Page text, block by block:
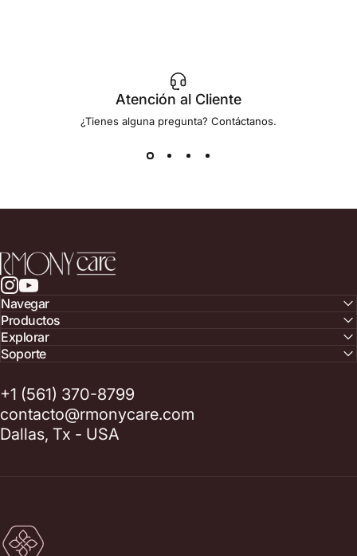
Atención al Cliente
¿Tienes alguna pregunta? Contáctanos.
RmonyCare
Instagram
YouTube
Navegar
Productos
Explorar
Soporte
+1 (561) 370-8799
contacto@rmonycare.com
Dallas, Tx - USA
RmonyCare